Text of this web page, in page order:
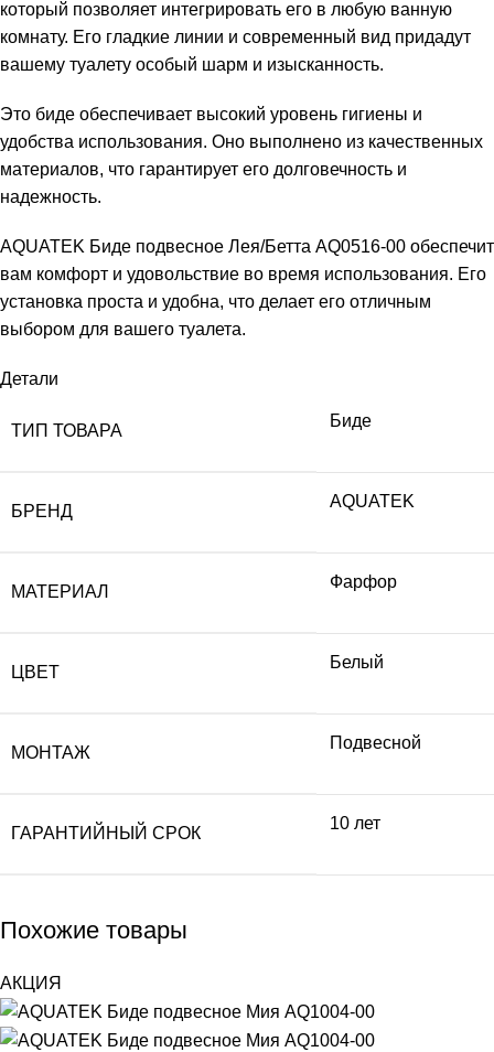
который позволяет интегрировать его в любую ванную
комнату. Его гладкие линии и современный вид придадут
вашему туалету особый шарм и изысканность.
Это биде обеспечивает высокий уровень гигиены и
удобства использования. Оно выполнено из качественных
материалов, что гарантирует его долговечность и
надежность.
AQUATEK Биде подвесное Лея/Бетта AQ0516-00 обеспечит
вам комфорт и удовольствие во время использования. Его
установка проста и удобна, что делает его отличным
выбором для вашего туалета.
Детали
ТИП ТОВАРА
Биде
БРЕНД
AQUATEK
МАТЕРИАЛ
Фарфор
ЦВЕТ
Белый
МОНТАЖ
Подвесной
ГАРАНТИЙНЫЙ СРОК
10 лет
Похожие товары
АКЦИЯ